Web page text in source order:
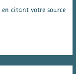
citant votre source